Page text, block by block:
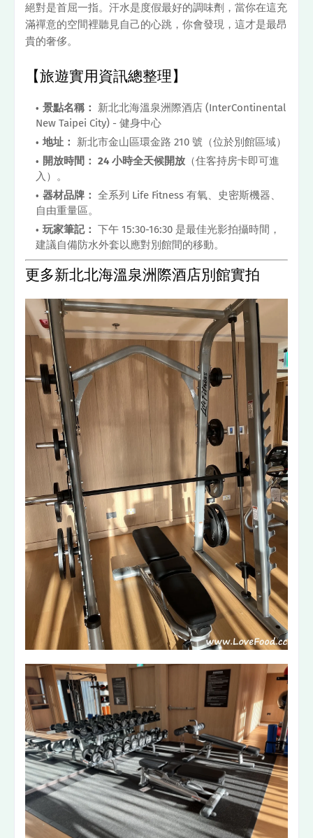
絕對是首屈一指。汗水是度假最好的調味劑，當你在這充
滿禪意的空間裡聽見自己的心跳，你會發現，這才是最昂
貴的奢侈。
【旅遊實用資訊總整理】
景點名稱：
新北北海溫泉洲際酒店 (InterContinental
New Taipei City) - 健身中心
地址：
新北市金山區環金路 210 號（位於別館區域）
開放時間： 24 小時全天候開放 （住客持房卡即可進
入）。
器材品牌： 全系列 Life Fitness 有氧、史密斯機器、
自由重量區。
玩家筆記： 下午 15:30-16:30 是最佳光影拍攝時間，
建議自備防水外套以應對別館間的移動。
更多新北北海溫泉洲際酒店別館實拍